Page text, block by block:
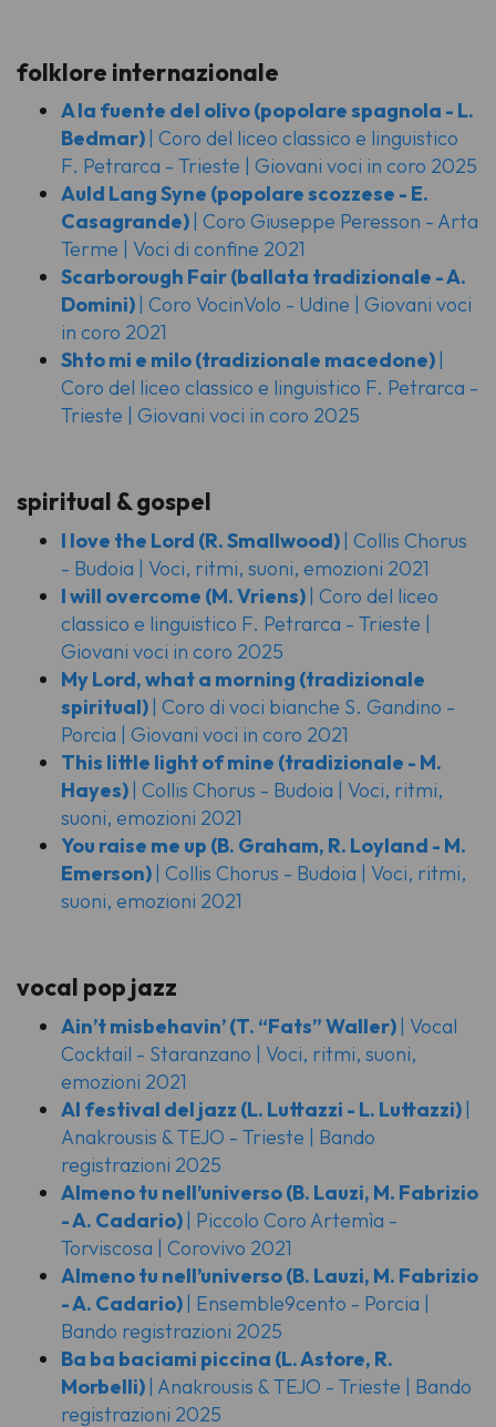
folklore internazionale
A la fuente del olivo(popolare spagnola - L.
Bedmar) | Coro del liceo classico e linguistico
F. Petrarca - Trieste | Giovani voci in coro 2025
Auld Lang Syne (popolare scozzese - E.
Casagrande) | Coro Giuseppe Peresson - Arta
Terme | Voci di confine 2021
Scarborough Fair(ballata tradizionale - A.
Domini) | Coro VocinVolo - Udine | Giovani voci
in coro 2021
Shto mi e milo(tradizionale macedone) |
Coro del liceo classico e linguistico F. Petrarca -
Trieste | Giovani voci in coro 2025
spiritual & gospel
I love the Lord (R. Smallwood) | Collis Chorus
- Budoia | Voci, ritmi, suoni, emozioni 2021
I will overcome (M. Vriens) | Coro del liceo
classico e linguistico F. Petrarca - Trieste |
Giovani voci in coro 2025
My Lord, what a morning (tradizionale
spiritual) | Coro di voci bianche S. Gandino -
Porcia | Giovani voci in coro 2021
This little light of mine (tradizionale - M.
Hayes) | Collis Chorus - Budoia | Voci, ritmi,
suoni, emozioni 2021
You raise me up (B. Graham, R. Loyland - M.
Emerson) | Collis Chorus - Budoia | Voci, ritmi,
suoni, emozioni 2021
vocal pop jazz
Ain’t misbehavin’(T. “Fats” Waller) | Vocal
Cocktail - Staranzano | Voci, ritmi, suoni,
emozioni 2021
Al festival del jazz (L. Luttazzi - L. Luttazzi) |
Anakrousis & TEJO - Trieste | Bando
registrazioni 2025
Almeno tu nell’universo(B. Lauzi, M. Fabrizio
- A. Cadario) | Piccolo Coro Artemìa -
Torviscosa | Corovivo 2021
Almeno tu nell’universo(B. Lauzi, M. Fabrizio
- A. Cadario) | Ensemble9cento - Porcia |
Bando registrazioni 2025
Ba ba baciami piccina (L. Astore, R.
Morbelli) | Anakrousis & TEJO - Trieste | Bando
registrazioni 2025